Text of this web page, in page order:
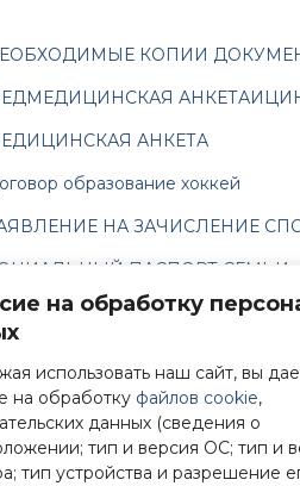
на обработку
использовать наш сайт, вы
на обработку файлов cookie,
данных (сведения о
тип и версия ОС; тип и
тип устройства и разрешение
КОПИИ
АНКЕТА
образование хоккей
НА ЗАЧИСЛЕНИЕ
ПАСПОРТ СЕМЬИ
Убедительная просьба! Даты